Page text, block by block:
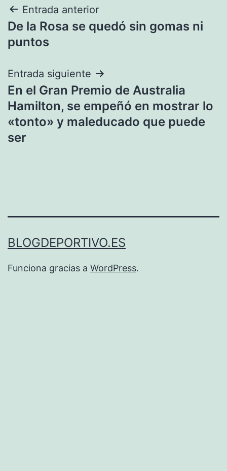
Navegación
de
Entrada anterior
De la Rosa se quedó sin gomas ni
puntos
Entrada siguiente
En el Gran Premio de Australia
Hamilton, se empeñó en mostrar lo
«tonto» y maleducado que puede
ser
BLOGDEPORTIVO.ES
Funciona gracias a WordPress.